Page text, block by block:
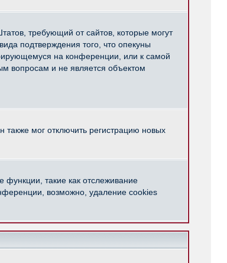
требующий от сайтов, которые могут
подтверждения того, что опекуны
на конференции, или к самой
вопросам и не является объектом
мог отключить регистрацию новых
такие как отслеживание
возможно, удаление cookies